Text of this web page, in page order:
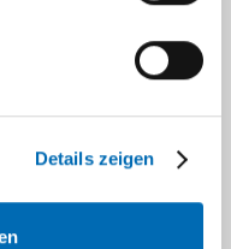
Details zeigen
So werden
und ein
sowie Life
breites
zudem